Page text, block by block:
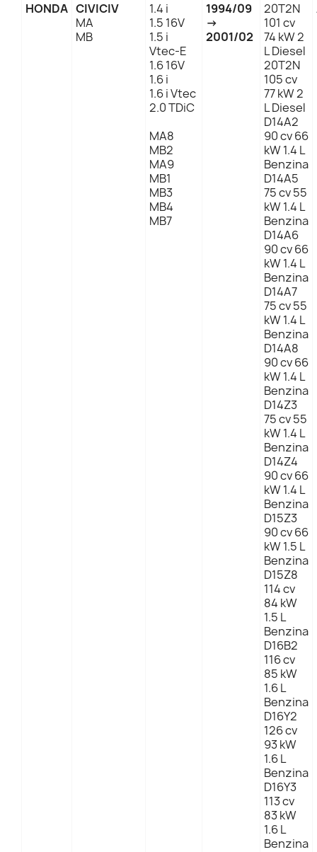
HONDA CIVICIV
MA
MB
1.4 i
1.5 16V
1.5 i
Vtec-E
1.6 16V
1.6 i
1.6 i Vtec
2.0 TDiC
MA8
MB2
MA9
MB1
MB3
MB4
MB7
1994/09
→
2001/02
20T2N
101 cv
74 kW 2
L Diesel
20T2N
105 cv
77 kW 2
L Diesel
D14A2
90 cv 66
kW 1.4 L
Benzina
D14A5
75 cv 55
kW 1.4 L
Benzina
D14A6
90 cv 66
kW 1.4 L
Benzina
D14A7
75 cv 55
kW 1.4 L
Benzina
D14A8
90 cv 66
kW 1.4 L
Benzina
D14Z3
75 cv 55
kW 1.4 L
Benzina
D14Z4
90 cv 66
kW 1.4 L
Benzina
D15Z3
90 cv 66
kW 1.5 L
Benzina
D15Z8
114 cv
84 kW
1.5 L
Benzina
D16B2
116 cv
85 kW
1.6 L
Benzina
D16Y2
126 cv
93 kW
1.6 L
Benzina
D16Y3
113 cv
83 kW
1.6 L
Benzina